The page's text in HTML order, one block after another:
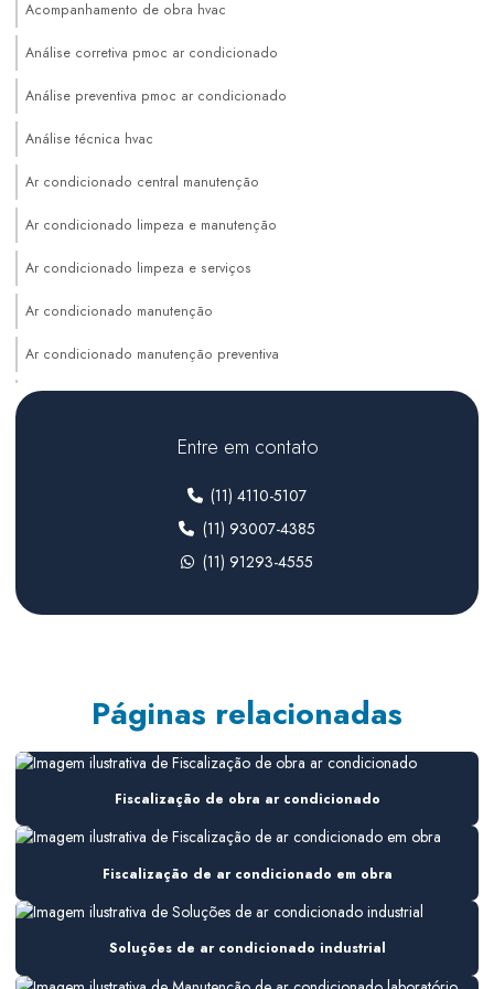
Acompanhamento de obra hvac
Análise corretiva pmoc ar condicionado
Análise preventiva pmoc ar condicionado
Análise técnica hvac
Ar condicionado central manutenção
Ar condicionado limpeza e manutenção
Ar condicionado limpeza e serviços
Ar condicionado manutenção
Ar condicionado manutenção preventiva
Auditoria de sistemas hvac
Climatização de ambientes comerciais
Climatização de ambientes industriais
Climatização para farmacêutica
Climatização para indústria
Climatização para laboratórios farmacêuticos
Consultoria em ar condicionado
Consultoria em climatização
Consultoria em climatização industrial
Consultoria hvac
Consultoria instalação hvac
Entre em contato
(11) 4110-5107
(11) 93007-4385
(11) 91293-4555
Páginas relacionadas
Fiscalização de obra ar condicionado
Fiscalização de ar condicionado em obra
Soluções de ar condicionado industrial